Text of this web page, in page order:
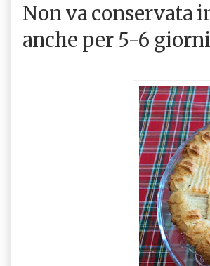
Non va conservata
anche per 5-6